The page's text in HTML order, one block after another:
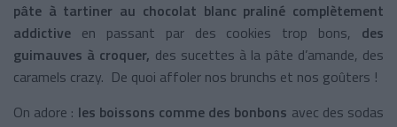
pâte à tartiner au chocolat blanc praliné complètement
addictive en passant par des cookies trop bons, des
guimauves à croquer, des sucettes à la pâte d’amande, des
caramels crazy. De quoi affoler nos brunchs et nos goûters !
On adore : les boissons comme des bonbons avec des sodas